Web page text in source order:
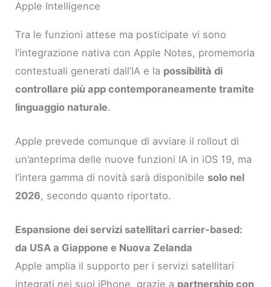
Apple Intelligence
Tra le funzioni attese ma posticipate vi sono
l’integrazione nativa con Apple Notes, promemoria
contestuali generati dall’IA e la possibilità di
controllare più app contemporaneamente tramite
linguaggio naturale.
Apple prevede comunque di avviare il rollout di
un’anteprima delle nuove funzioni IA in iOS 19, ma
l’intera gamma di novità sarà disponibile solo nel
2026, secondo quanto riportato.
Espansione dei servizi satellitari carrier-based:
da USA a Giappone e Nuova Zelanda
Apple amplia il supporto per i servizi satellitari
integrati nei suoi iPhone, grazie a partnership con